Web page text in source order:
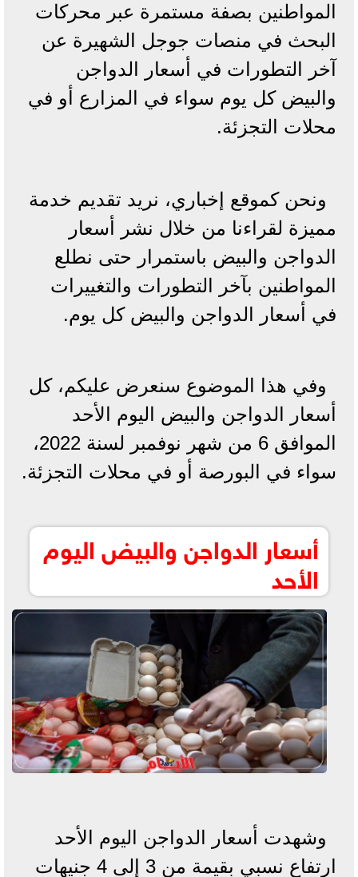
المواطنين بصفة مستمرة عبر محركات
البحث في منصات جوجل الشهيرة عن
آخر التطورات في أسعار الدواجن
والبيض كل يوم سواء في المزارع أو في
محلات التجزئة.
ونحن كموقع إخباري، نريد تقديم خدمة
مميزة لقراءنا من خلال نشر أسعار
الدواجن والبيض باستمرار حتى نطلع
المواطنين بآخر التطورات والتغييرات
في أسعار الدواجن والبيض كل يوم.
وفي هذا الموضوع سنعرض عليكم، كل
أسعار الدواجن والبيض اليوم الأحد
الموافق 6 من شهر نوفمبر لسنة 2022،
سواء في البورصة أو في محلات التجزئة.
أسعار الدواجن والبيض اليوم
الأحد
وشهدت أسعار الدواجن اليوم الأحد
ارتفاع نسبي بقيمة من 3 إلى 4 جنيهات